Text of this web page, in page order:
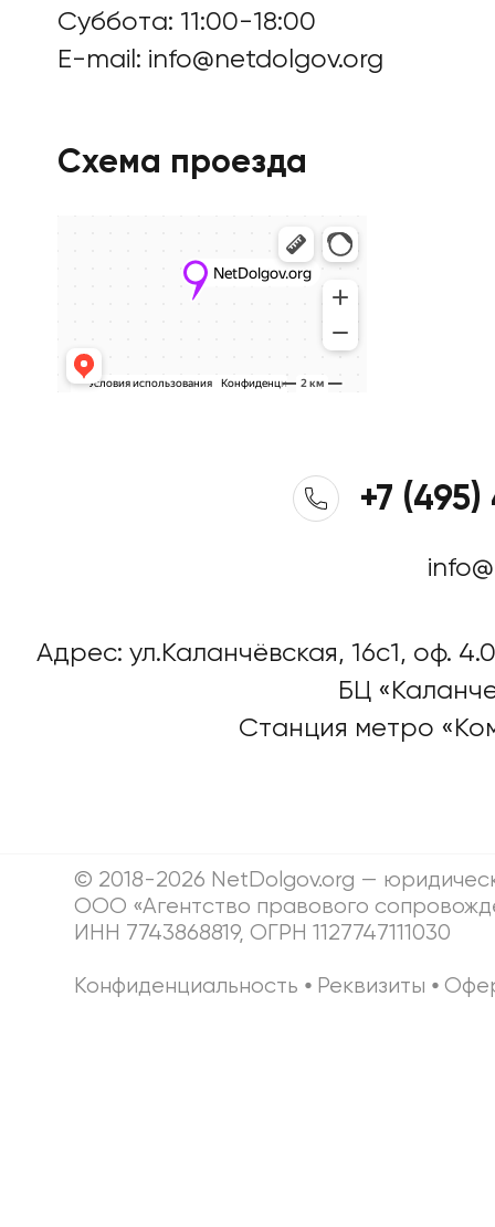
Суббота: 11:00-18:00
E-mail: info@netdolgov.org
Схема проезда
+7
Адрес: ул.Каланчёвская, 16c1, оф.
БЦ
Станция метро
© 2018-2026 NetDolgov.org —
ООО «Агентство правового
ИНН 7743868819, ОГРН 1127747111030
Конфиденциальность ⦁ Реквизиты ⦁